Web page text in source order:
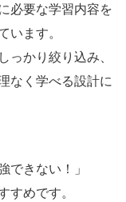
必要な学習内容を
います。
かり絞り込み、
なく学べる設計に
できない！」
すめです。